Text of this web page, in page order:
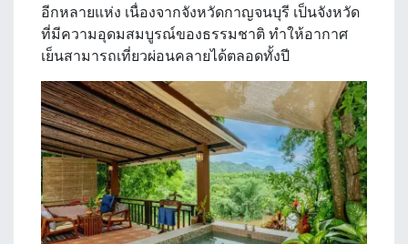
อีกหลายแห่ง เนื่องจากจังหวัดกาญจนบุรี เป็นจังหวัด
ที่มีความอุดมสมบูรณ์ของธรรมชาติ ทำให้อากาศ
เย็นสามารถเที่ยวผ่อนคลายได้ตลอดทั้งปี